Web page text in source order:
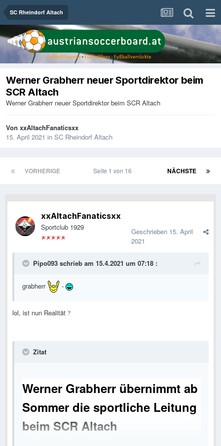
SC Rheindorf Altach
Werner Grabherr neuer Sportdirektor beim
SCR Altach
Werner Grabherr neuer Sportdirektor beim SCR Altach
Von xxAltachFanaticsxx
15. April 2021 in SC Rheindorf Altach
VORHERIGE NÄCHSTE
Seite 1 von 16
xxAltachFanaticsxx
Sportclub 1929 Geschrieben 15. April
2021
Pipo093 schrieb am 15.4.2021 um 07:18 :
grabherr -
lol, ist nun Realität ?
Zitat
Werner Grabherr übernimmt ab
Sommer die sportliche Leitung
beim SCR Altach